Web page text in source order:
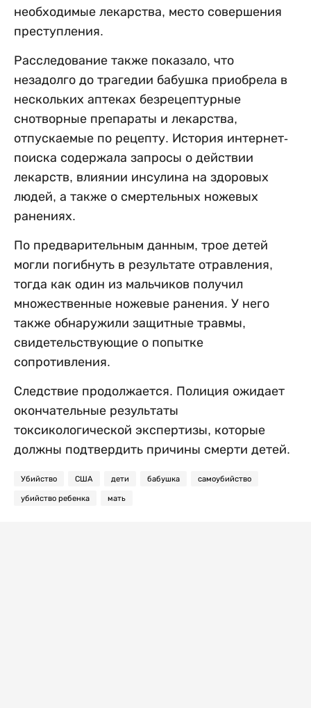
необходимые лекарства, место совершения
преступления.
Расследование также показало, что
незадолго до трагедии бабушка приобрела в
нескольких аптеках безрецептурные
снотворные препараты и лекарства,
отпускаемые по рецепту. История интернет-
поиска содержала запросы о действии
лекарств, влиянии инсулина на здоровых
людей, а также о смертельных ножевых
ранениях.
По предварительным данным, трое детей
могли погибнуть в результате отравления,
тогда как один из мальчиков получил
множественные ножевые ранения. У него
также обнаружили защитные травмы,
свидетельствующие о попытке
сопротивления.
Следствие продолжается. Полиция ожидает
окончательные результаты
токсикологической экспертизы, которые
должны подтвердить причины смерти детей.
Убийство США дети бабушка самоубийство
убийство ребенка мать